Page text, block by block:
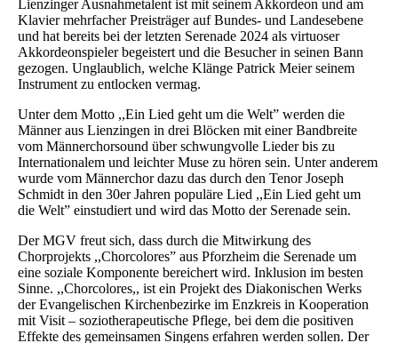
Lienzinger Ausnahmetalent ist mit seinem Akkordeon und am
Klavier mehrfacher Preisträger auf Bundes- und Landesebene
und hat bereits bei der letzten Serenade 2024 als virtuoser
Akkordeonspieler begeistert und die Besucher in seinen Bann
gezogen. Unglaublich, welche Klänge Patrick Meier seinem
Instrument zu entlocken vermag.
Unter dem Motto ,,Ein Lied geht um die Welt” werden die
Männer aus Lienzingen in drei Blöcken mit einer Bandbreite
vom Männerchorsound über schwungvolle Lieder bis zu
Internationalem und leichter Muse zu hören sein. Unter anderem
wurde vom Männerchor dazu das durch den Tenor Joseph
Schmidt in den 30er Jahren populäre Lied ,,Ein Lied geht um
die Welt” einstudiert und wird das Motto der Serenade sein.
Der MGV freut sich, dass durch die Mitwirkung des
Chorprojekts ,,Chorcolores” aus Pforzheim die Serenade um
eine soziale Komponente bereichert wird. Inklusion im besten
Sinne. ,,Chorcolores,, ist ein Projekt des Diakonischen Werks
der Evangelischen Kirchenbezirke im Enzkreis in Kooperation
mit Visit – soziotherapeutische Pflege, bei dem die positiven
Effekte des gemeinsamen Singens erfahren werden sollen. Der